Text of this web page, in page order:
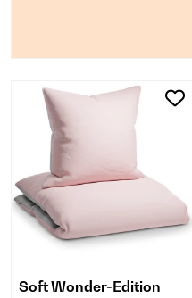
Soft Wonder-Edition